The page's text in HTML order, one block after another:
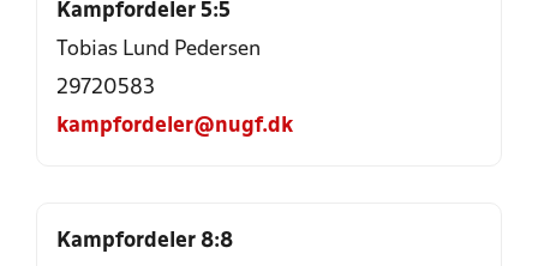
Kampfordeler 5:5
Tobias Lund Pedersen
29720583
kampfordeler@nugf.dk
Kampfordeler 8:8